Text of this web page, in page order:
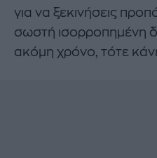
για να ξεκινήσεις
σωστή ισορροπημένη
ακόμη χρόνο, τότε